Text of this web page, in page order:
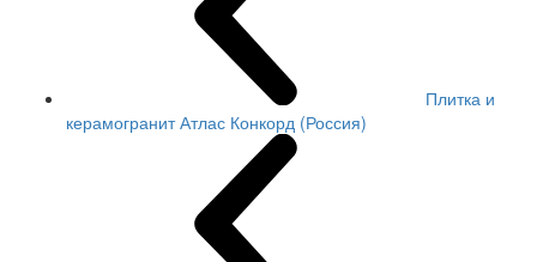
Плитка и
керамогранит Атлас Конкорд (Россия)